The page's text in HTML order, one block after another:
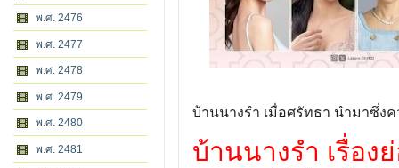
พ.ศ. 2476
พ.ศ. 2477
พ.ศ. 2478
พ.ศ. 2479
พ.ศ. 2480
พ.ศ. 2481
บ้านนางรำ เมื่อศรัทธา นำมาซึ่ง
บ้านนางรำ เรื่อง